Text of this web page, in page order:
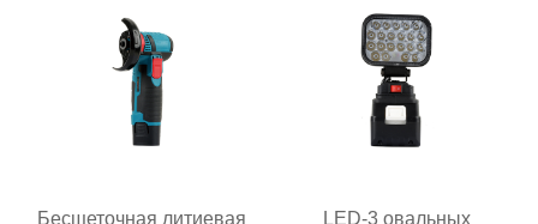
Бесщеточная литиевая LED-3 овальных